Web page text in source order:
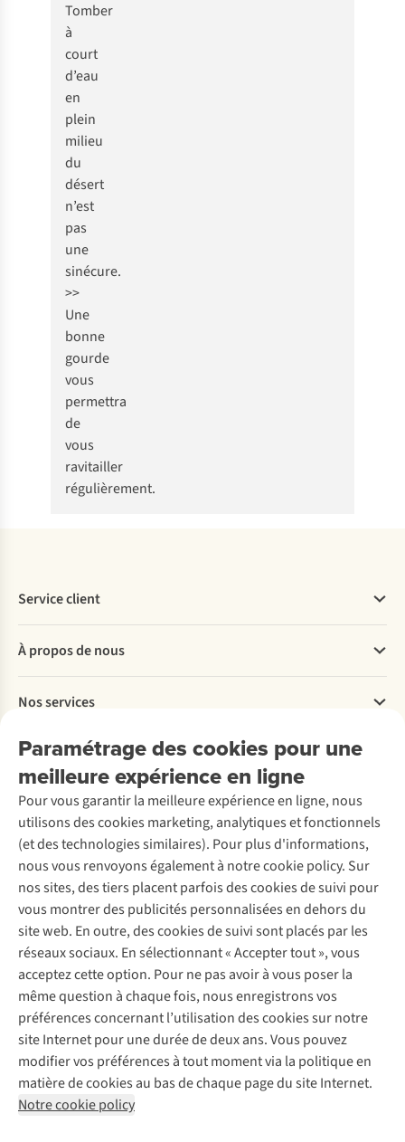
Tomber
à
court
d’eau
en
plein
milieu
du
désert
n’est
pas
une
sinécure.
>>
Une
bonne
gourde
vous
permettra
de
vous
ravitailler
régulièrement.
Paramétrage des cookies pour une
meilleure expérience en ligne
Pour vous garantir la meilleure expérience en ligne, nous
utilisons des cookies marketing, analytiques et fonctionnels
(et des technologies similaires). Pour plus d'informations,
nous vous renvoyons également à notre cookie policy. Sur
nos sites, des tiers placent parfois des cookies de suivi pour
vous montrer des publicités personnalisées en dehors du
site web. En outre, des cookies de suivi sont placés par les
réseaux sociaux. En sélectionnant « Accepter tout », vous
acceptez cette option. Pour ne pas avoir à vous poser la
même question à chaque fois, nous enregistrons vos
préférences concernant l’utilisation des cookies sur notre
site Internet pour une durée de deux ans. Vous pouvez
modifier vos préférences à tout moment via la politique en
matière de cookies au bas de chaque page du site Internet.
Notre cookie policy
Service client
Commander
Payer
Livraison
Rétractation d'une commande
Entretien & réparations
Garantie
Contactez-nous
À propos de nous
Explore More
À propos d’Ayacucho
Nos magasins
À propos d’A.S.Adventure
Déclaration d'accessibilité
Nos services
Location / Location sports d’hiver
Entretien de ski
Service de lavage
Entretien de chaussures
Réparation de chaussures
Réparation de vêtements
Retouches
Pour les entreprises
Découvrez
A.S.Magazine
Explore Camp
Gear Check
Expertise & conseils
Abonnez-vous à la newsletter
Suivez-nous
Mentions légales
Politique de confidentialité
Conditions générales
Cookie Policy
AS Adventure Luxemburg SA,